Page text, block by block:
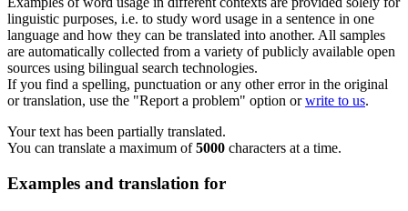
linguistic purposes, i.e. to study word usage in a sentence in one
language and how they can be translated into another. All samples
are automatically collected from a variety of publicly available open
sources using bilingual search technologies.
If you find a spelling, punctuation or any other error in the original
or translation, use the "Report a problem" option orwrite to us.
Your text has been partially translated.
You can translate a maximum of5000 characters at a time.
Examples and translation for